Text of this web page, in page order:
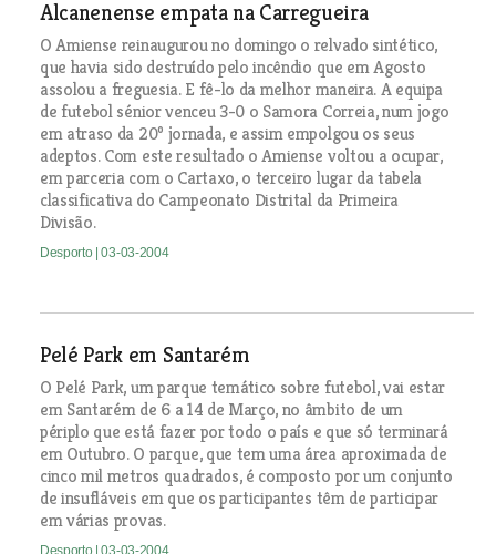
Alcanenense empata na Carregueira
O Amiense reinaugurou no domingo o relvado sintético,
que havia sido destruído pelo incêndio que em Agosto
assolou a freguesia. E fê-lo da melhor maneira. A equipa
de futebol sénior venceu 3-0 o Samora Correia, num jogo
em atraso da 20º jornada, e assim empolgou os seus
adeptos. Com este resultado o Amiense voltou a ocupar,
em parceria com o Cartaxo, o terceiro lugar da tabela
classificativa do Campeonato Distrital da Primeira
Divisão.
Desporto | 03-03-2004
Pelé Park em Santarém
O Pelé Park, um parque temático sobre futebol, vai estar
em Santarém de 6 a 14 de Março, no âmbito de um
périplo que está fazer por todo o país e que só terminará
em Outubro. O parque, que tem uma área aproximada de
cinco mil metros quadrados, é composto por um conjunto
de insufláveis em que os participantes têm de participar
em várias provas.
Desporto | 03-03-2004